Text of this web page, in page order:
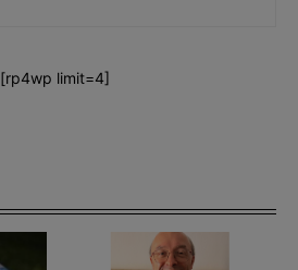
[rp4wp limit=4]